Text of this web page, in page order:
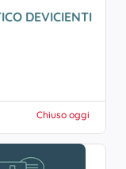
DEVICIENTI
Chiuso oggi